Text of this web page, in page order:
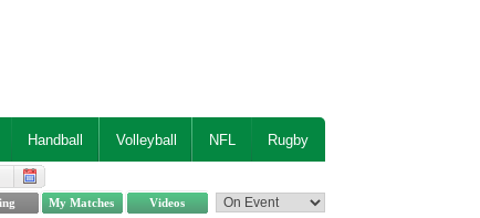
Handball Volleyball NFL Rugby